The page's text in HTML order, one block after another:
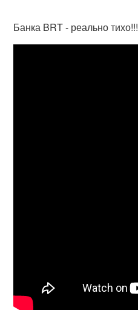
Банка BRT - реально тихо!!!